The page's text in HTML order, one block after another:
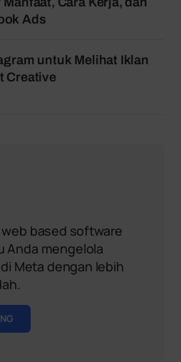
Ads
untuk Melihat Iklan
Creative
web based software
Anda mengelola
Meta dengan lebih